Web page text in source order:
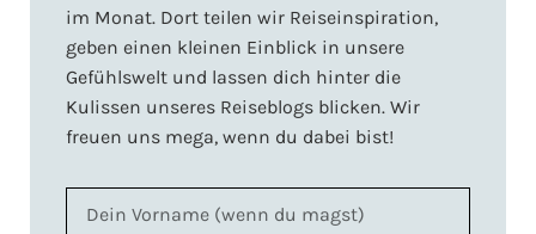
im Monat. Dort teilen wir Reiseinspiration,
geben einen kleinen Einblick in unsere
Gefühlswelt und lassen dich hinter die
Kulissen unseres Reiseblogs blicken. Wir
freuen uns mega, wenn du dabei bist!